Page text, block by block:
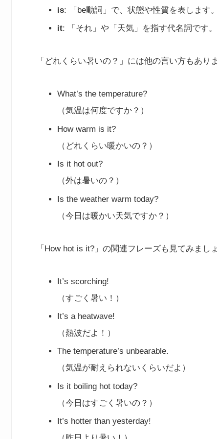
is: 「be動詞」で、状態や性質を表します。
it: 「それ」や「天気」を指す代名詞です。
「どれくらい暑いの？」には他の言い方もあり
What’s the temperature?
（気温は何度ですか？）
How warm is it?
（どれくらい暖かいの？）
Is it hot out?
（外は暑いの？）
Is the weather warm today?
（今日は暖かい天気ですか？）
「How hot is it?」の関連フレーズも見てみまし
It’s scorching!
（すごく暑い！）
It’s a heatwave!
（熱波だよ！）
The temperature’s unbearable.
（気温が耐えられないくらいだよ）
Is it boiling hot today?
（今日はすごく暑いの？）
It’s hotter than yesterday!